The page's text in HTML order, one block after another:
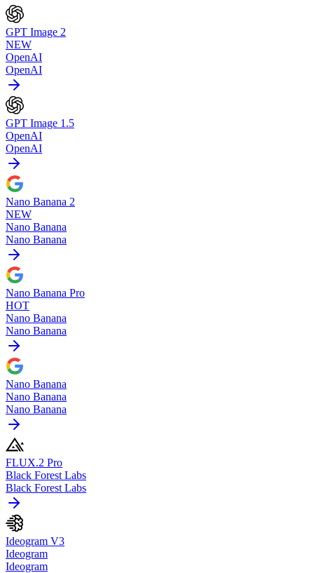
GPT Image 2
NEW
OpenAI
OpenAI
GPT Image 1.5
OpenAI
OpenAI
Nano Banana 2
NEW
Nano Banana
Nano Banana
Nano Banana Pro
HOT
Nano Banana
Nano Banana
Nano Banana
Nano Banana
Nano Banana
FLUX.2 Pro
Black Forest Labs
Black Forest Labs
Ideogram V3
Ideogram
Ideogram